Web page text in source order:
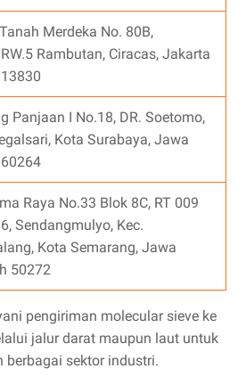
Merdeka No. 80B,
Rambutan, Ciracas, Jakarta
Panjaan I No.18, DR. Soetomo,
Kota Surabaya, Jawa
Raya No.33 Blok 8C, RT 009
Sendangmulyo, Kec.
Kota Semarang, Jawa
50272
pengiriman molecular sieve ke
jalur darat maupun laut untuk
berbagai sektor industri.